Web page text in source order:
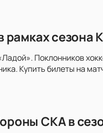
рамках сезона
Поклонников
Купить билеты на
СКА в